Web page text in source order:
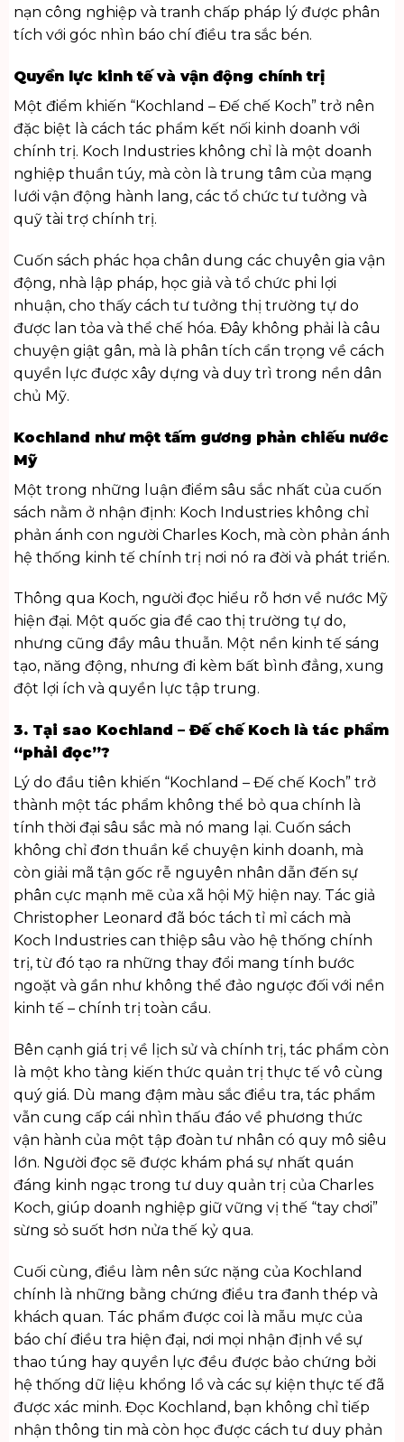
nạn công nghiệp và tranh chấp pháp lý được phân
tích với góc nhìn báo chí điều tra sắc bén.
Quyền lực kinh tế và vận động chính trị
Một điểm khiến “Kochland – Đế chế Koch” trở nên
đặc biệt là cách tác phẩm kết nối kinh doanh với
chính trị. Koch Industries không chỉ là một doanh
nghiệp thuần túy, mà còn là trung tâm của mạng
lưới vận động hành lang, các tổ chức tư tưởng và
quỹ tài trợ chính trị.
Cuốn sách phác họa chân dung các chuyên gia vận
động, nhà lập pháp, học giả và tổ chức phi lợi
nhuận, cho thấy cách tư tưởng thị trường tự do
được lan tỏa và thể chế hóa. Đây không phải là câu
chuyện giật gân, mà là phân tích cẩn trọng về cách
quyền lực được xây dựng và duy trì trong nền dân
chủ Mỹ.
Kochland như một tấm gương phản chiếu nước
Mỹ
Một trong những luận điểm sâu sắc nhất của cuốn
sách nằm ở nhận định: Koch Industries không chỉ
phản ánh con người Charles Koch, mà còn phản ánh
hệ thống kinh tế chính trị nơi nó ra đời và phát triển.
Thông qua Koch, người đọc hiểu rõ hơn về nước Mỹ
hiện đại. Một quốc gia đề cao thị trường tự do,
nhưng cũng đầy mâu thuẫn. Một nền kinh tế sáng
tạo, năng động, nhưng đi kèm bất bình đẳng, xung
đột lợi ích và quyền lực tập trung.
3. Tại sao Kochland – Đế chế Koch là tác phẩm
“phải đọc”?
Lý do đầu tiên khiến “Kochland – Đế chế Koch” trở
thành một tác phẩm không thể bỏ qua chính là
tính thời đại sâu sắc mà nó mang lại. Cuốn sách
không chỉ đơn thuần kể chuyện kinh doanh, mà
còn giải mã tận gốc rễ nguyên nhân dẫn đến sự
phân cực mạnh mẽ của xã hội Mỹ hiện nay. Tác giả
Christopher Leonard đã bóc tách tỉ mỉ cách mà
Koch Industries can thiệp sâu vào hệ thống chính
trị, từ đó tạo ra những thay đổi mang tính bước
ngoặt và gần như không thể đảo ngược đối với nền
kinh tế – chính trị toàn cầu.
Bên cạnh giá trị về lịch sử và chính trị, tác phẩm còn
là một kho tàng kiến thức quản trị thực tế vô cùng
quý giá. Dù mang đậm màu sắc điều tra, tác phẩm
vẫn cung cấp cái nhìn thấu đáo về phương thức
vận hành của một tập đoàn tư nhân có quy mô siêu
lớn. Người đọc sẽ được khám phá sự nhất quán
đáng kinh ngạc trong tư duy quản trị của Charles
Koch, giúp doanh nghiệp giữ vững vị thế “tay chơi”
sừng sỏ suốt hơn nửa thế kỷ qua.
Cuối cùng, điều làm nên sức nặng của Kochland
chính là những bằng chứng điều tra đanh thép và
khách quan. Tác phẩm được coi là mẫu mực của
báo chí điều tra hiện đại, nơi mọi nhận định về sự
thao túng hay quyền lực đều được bảo chứng bởi
hệ thống dữ liệu khổng lồ và các sự kiện thực tế đã
được xác minh. Đọc Kochland, bạn không chỉ tiếp
nhận thông tin mà còn học được cách tư duy phản